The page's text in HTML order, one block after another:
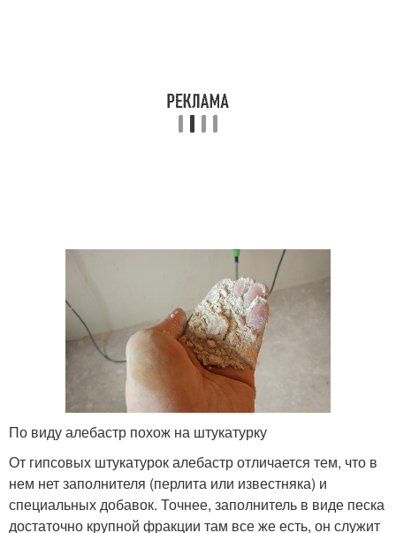
По виду алебастр похож на штукатурку
От гипсовых штукатурок алебастр отличается тем, что в
нем нет заполнителя (перлита или известняка) и
специальных добавок. Точнее, заполнитель в виде песка
достаточно крупной фракции там все же есть, он служит